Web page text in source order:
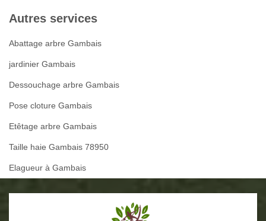
Autres services
Abattage arbre Gambais
jardinier Gambais
Dessouchage arbre Gambais
Pose cloture Gambais
Etêtage arbre Gambais
Taille haie Gambais 78950
Elagueur à Gambais